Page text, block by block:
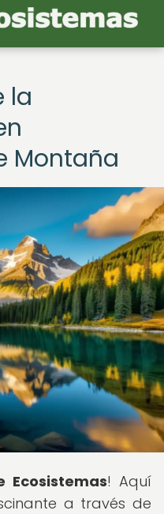
la
Montaña
Ecosistemas! Aquí
a través de